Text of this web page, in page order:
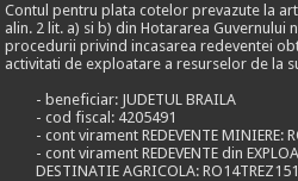
Contul pentru plata cotelor prevazute la
alin. 2 lit. a) si b) din Hotararea Guvernului
procedurii privind incasarea redeventei
activitati de exploatare a resurselor de la
- beneficiar: JUDETUL BRAILA
- cod fiscal: 4205491
- cont virament REDEVENTE MINIERE:
- cont virament REDEVENTE din
DESTINATIE AGRICOLA: